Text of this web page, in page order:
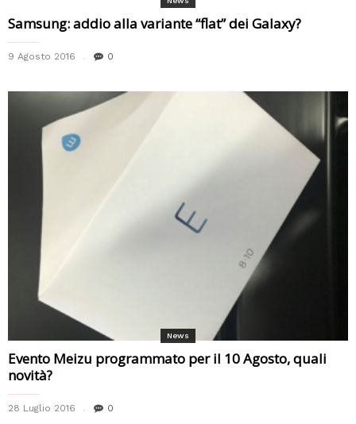
Samsung: addio alla variante “flat” dei Galaxy?
9 Agosto 2016 0
News
Evento Meizu programmato per il 10 Agosto, quali
novità?
28 Luglio 2016 0